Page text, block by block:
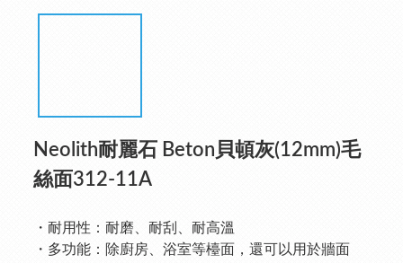
Neolith耐麗石 Beton貝頓灰(12mm)毛
絲面312-11A
・耐用性：耐磨、耐刮、耐高溫
・多功能：除廚房、浴室等檯面，還可以用於牆面